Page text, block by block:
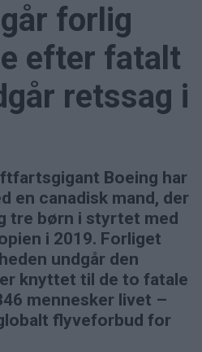
forlig
efter fatalt
retssag i
Boeing har
en canadisk mand, der
tre børn i styrtet med
i 2019. Forliget
undgår den
knyttet til de to fatale
mennesker livet –
flyveforbud for